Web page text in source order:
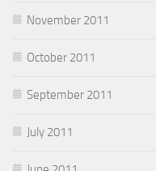
November 2011
October 2011
September 2011
July 2011